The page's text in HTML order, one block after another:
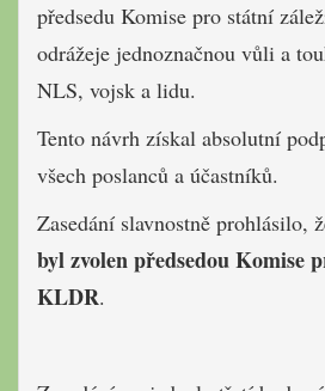
předsedu Komise pro státní
odrážeje jednoznačnou vůli a
NLS, vojsk a lidu.
Tento návrh získal absolutní
všech poslanců a účastníků.
Zasedání slavnostně prohlásilo,
byl zvolen předsedou Komise
KLDR.